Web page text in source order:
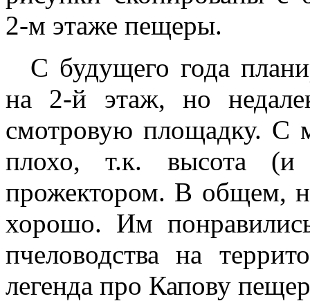
2-м этаже пещеры.
С будущего года
на 2-й этаж, но
смотровую площадку. С
плохо, т.к. высота
прожектором. В общем,
хорошо. Им
пчеловодства на
легенда про Капову